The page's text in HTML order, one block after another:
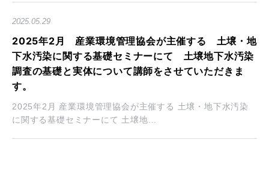
2025.05.29
2025年2月 産業環境管理協会が主催する 土壌・地
下水汚染に関する基礎セミナーにて 土壌地下水汚染
調査の基礎と実体について講師をさせていただきま
す。
2025年2月 産業環境管理協会が主催する 土壌・地下水汚染
に関する基礎セミナーにて 土壌地...